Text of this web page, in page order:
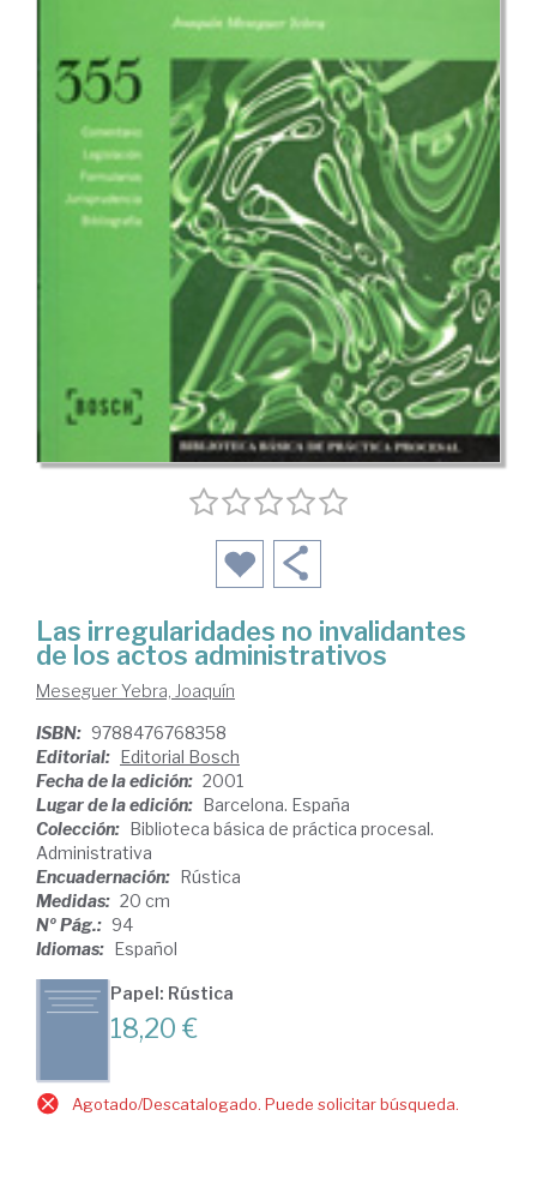
Las irregularidades no invalidantes
de los actos administrativos
Meseguer Yebra, Joaquín
ISBN: 9788476768358
Editorial: Editorial Bosch
Fecha de la edición: 2001
Lugar de la edición: Barcelona. España
Colección: Biblioteca básica de práctica procesal.
Administrativa
Encuadernación: Rústica
Medidas: 20 cm
Nº Pág.: 94
Idiomas: Español
Papel: Rústica
18,20 €
Agotado/Descatalogado. Puede solicitar búsqueda.